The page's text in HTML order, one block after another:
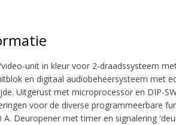
unit in kleur voor 2-draadssysteem
en digitaal audiobeheersysteem met
Uitgerust met microprocessor en DIP-
voor de diverse programmeerbare
A. Deuropener met timer en signalering